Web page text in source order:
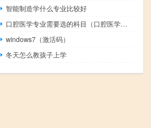
智能制造学什么专业比较好
口腔医学专业需要选的科目（口腔医学专业）
windows7（激活码）
冬天怎么教孩子上学